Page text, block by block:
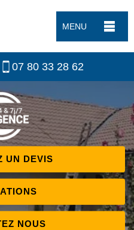
MENU
07 80 33 28 62
UN DEVIS
NOUS